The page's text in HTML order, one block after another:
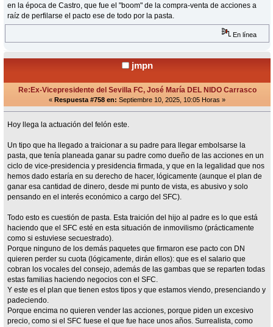
en la época de Castro, que fue el "boom" de la compra-venta de acciones a
raíz de perfilarse el pacto ese de todo por la pasta.
En línea
jmpn
Re:Ex-Vicepresidente del Sevilla FC, José María DEL NIDO Carrasco
« Respuesta #758 en: Septiembre 10, 2025, 10:05 Horas »
Hoy llega la actuación del felón este.
Un tipo que ha llegado a traicionar a su padre para llegar embolsarse la
pasta, que tenía planeada ganar su padre como dueño de las acciones en un
ciclo de vice-presidencia y presidencia firmada, y que en la legalidad que nos
hemos dado estaría en su derecho de hacer, lógicamente (aunque el plan de
ganar esa cantidad de dinero, desde mi punto de vista, es abusivo y solo
pensando en el interés económico a cargo del SFC).
Todo esto es cuestión de pasta. Esta traición del hijo al padre es lo que está
haciendo que el SFC esté en esta situación de inmovilismo (prácticamente
como si estuviese secuestrado).
Porque ninguno de los demás paquetes que firmaron ese pacto con DN
quieren perder su cuota (lógicamente, dirán ellos): que es el salario que
cobran los vocales del consejo, además de las gambas que se reparten todas
estas familias haciendo negocios con el SFC.
Y este es el plan que tienen estos tipos y que estamos viendo, presenciando y
padeciendo.
Porque encima no quieren vender las acciones, porque piden un excesivo
precio, como si el SFC fuese el que fue hace unos años. Surrealista, como